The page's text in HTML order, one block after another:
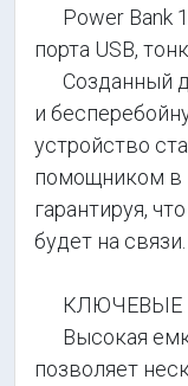
Power Bank
порта USB,
Созданный
и
устройство
помощником в
гарантируя,
будет на связи.
КЛЮЧЕВЫЕ
Высокая
позволяет